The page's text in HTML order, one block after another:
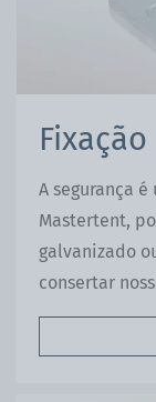
Fixação
A segurança
Mastertent,
galvanizado
consertar